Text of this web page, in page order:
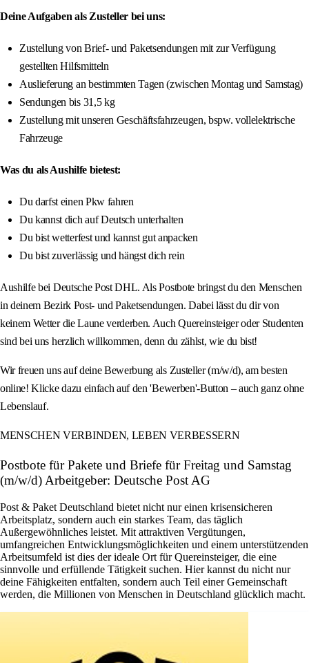
Deine Aufgaben als Zusteller bei uns:
Zustellung von Brief- und Paketsendungen mit zur Verfügung
gestellten Hilfsmitteln
Auslieferung an bestimmten Tagen (zwischen Montag und Samstag)
Sendungen bis 31,5 kg
Zustellung mit unseren Geschäftsfahrzeugen, bspw. vollelektrische
Fahrzeuge
Was du als Aushilfe bietest:
Du darfst einen Pkw fahren
Du kannst dich auf Deutsch unterhalten
Du bist wetterfest und kannst gut anpacken
Du bist zuverlässig und hängst dich rein
Aushilfe bei Deutsche Post DHL. Als Postbote bringst du den Menschen
in deinem Bezirk Post- und Paketsendungen. Dabei lässt du dir von
keinem Wetter die Laune verderben. Auch Quereinsteiger oder Studenten
sind bei uns herzlich willkommen, denn du zählst, wie du bist!
Wir freuen uns auf deine Bewerbung als Zusteller (m/w/d), am besten
online! Klicke dazu einfach auf den 'Bewerben'-Button – auch ganz ohne
Lebenslauf.
MENSCHEN VERBINDEN, LEBEN VERBESSERN
Postbote für Pakete und Briefe für Freitag und Samstag
(m/w/d) Arbeitgeber: Deutsche Post AG
Post & Paket Deutschland bietet nicht nur einen krisensicheren
Arbeitsplatz, sondern auch ein starkes Team, das täglich
Außergewöhnliches leistet. Mit attraktiven Vergütungen,
umfangreichen Entwicklungsmöglichkeiten und einem unterstützenden
Arbeitsumfeld ist dies der ideale Ort für Quereinsteiger, die eine
sinnvolle und erfüllende Tätigkeit suchen. Hier kannst du nicht nur
deine Fähigkeiten entfalten, sondern auch Teil einer Gemeinschaft
werden, die Millionen von Menschen in Deutschland glücklich macht.